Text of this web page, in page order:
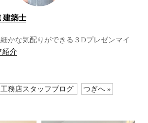
建築士
かな気配りができる３Dプレゼンマイ
紹介
工務店スタッフブログ つぎへ »